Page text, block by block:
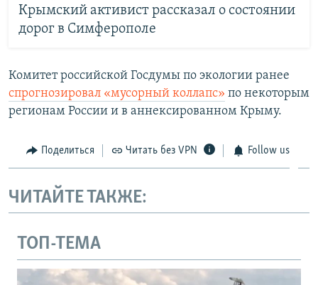
Крымский активист рассказал о состоянии
дорог в Симферополе
Комитет российской Госдумы по экологии ранее
спрогнозировал «мусорный коллапс» по некоторым
регионам России и в аннексированном Крыму.
Поделиться Читать без VPN Follow us
ЧИТАЙТЕ ТАКЖЕ:
ТОП-ТЕМА